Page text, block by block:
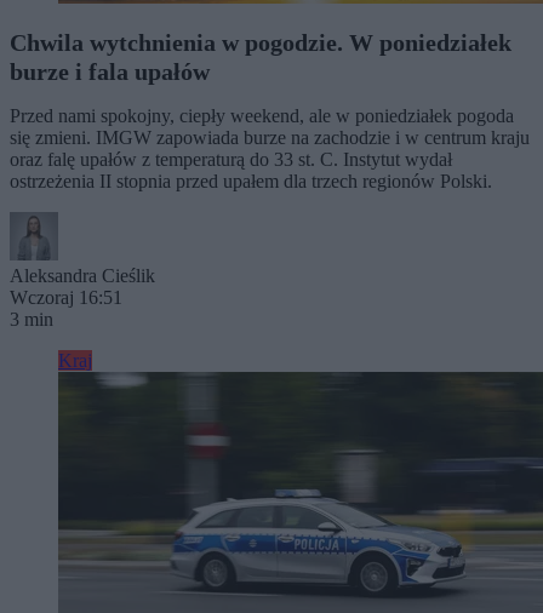
Chwila wytchnienia w pogodzie. W poniedziałek
burze i fala upałów
Przed nami spokojny, ciepły weekend, ale w poniedziałek pogoda
się zmieni. IMGW zapowiada burze na zachodzie i w centrum kraju
oraz falę upałów z temperaturą do 33 st. C. Instytut wydał
ostrzeżenia II stopnia przed upałem dla trzech regionów Polski.
Aleksandra Cieślik
Wczoraj 16:51
3 min
Kraj